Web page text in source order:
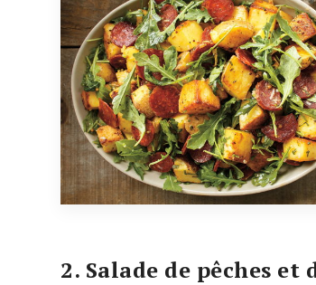
2. Salade de pêches